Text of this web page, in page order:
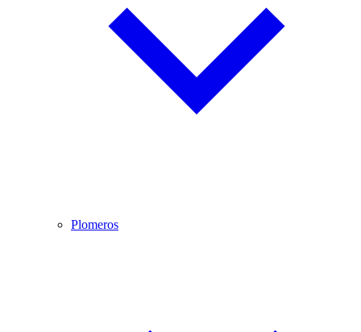
Plomeros